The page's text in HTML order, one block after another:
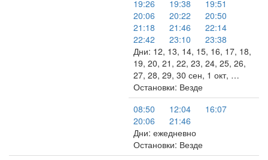
19:26
19:38
19:51
20:06
20:22
20:50
21:18
21:46
22:14
22:42
23:10
23:38
Дни: 12, 13, 14, 15, 16, 17, 18,
19, 20, 21, 22, 23, 24, 25, 26,
27, 28, 29, 30 сен, 1 окт, …
Остановки: Везде
08:50
12:04
16:07
20:06
21:46
Дни: ежедневно
Остановки: Везде